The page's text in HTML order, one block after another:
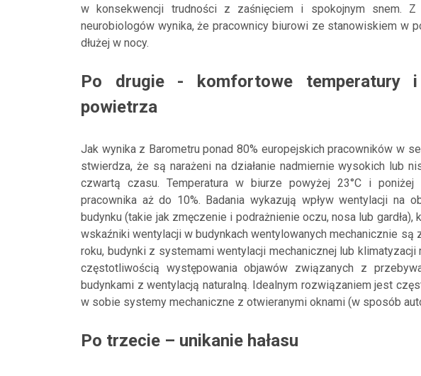
w konsekwencji trudności z zaśnięciem i spokojnym snem. Z
neurobiologów wynika, że pracownicy biurowi ze stanowiskiem w
dłużej w nocy.
Po drugie - komfortowe temperatury
powietrza
Jak wynika z Barometru ponad 80% europejskich pracowników w
stwierdza, że są narażeni na działanie nadmiernie wysokich lub
czwartą czasu. Temperatura w biurze powyżej 23°C i poniżej
pracownika aż do 10%. Badania wykazują wpływ wentylacji na
budynku (takie jak zmęczenie i podrażnienie oczu, nosa lub
wskaźniki wentylacji w budynkach wentylowanych mechanicznie
roku, budynki z systemami wentylacji mechanicznej lub
częstotliwością występowania objawów związanych z
budynkami z wentylacją naturalną. Idealnym rozwiązaniem jest
w sobie systemy mechaniczne z otwieranymi oknami (w sposób
Po trzecie – unikanie hałasu